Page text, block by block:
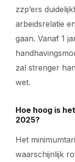
zzp’ers
arbeidsrelatie
gaan. Vanaf 1
zal strenger
wet.
Hoe hoog is
2025?
Het
waarschijnlijk